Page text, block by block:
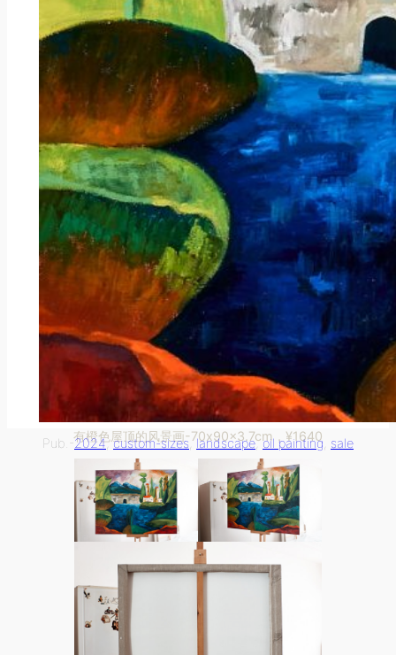
有橙色屋顶的风景画-70x90x3.7cm，¥1640
Pub.-2024, custom-sizes , landscape, oil painting sale